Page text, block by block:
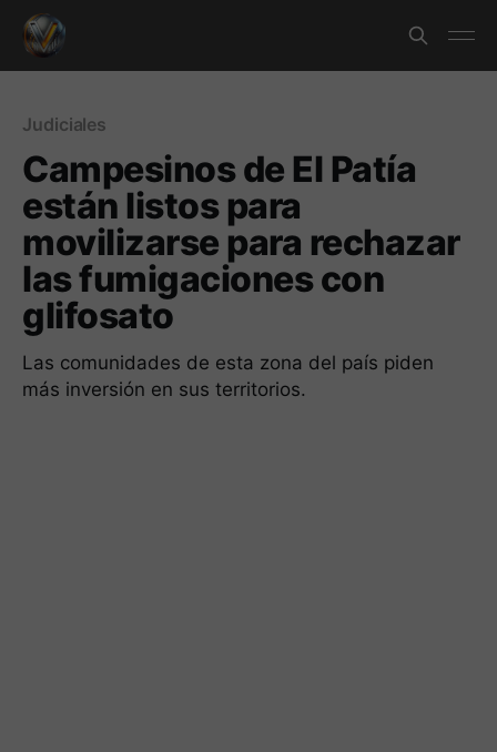
Judiciales
Campesinos de El Patía
están listos para
movilizarse para rechazar
las fumigaciones con
glifosato
Las comunidades de esta zona del país piden
más inversión en sus territorios.